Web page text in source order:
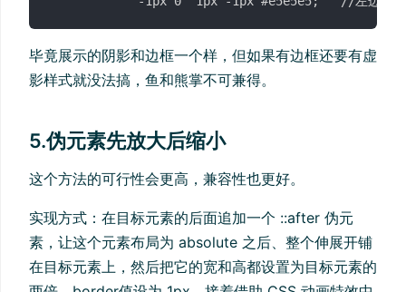
毕竟展示的阴影和边框一个样，但如果有边框还要有虚
影样式就没法搞，鱼和熊掌不可兼得。
5.伪元素先放大后缩小
这个方法的可行性会更高，兼容性也更好。
实现方式：在目标元素的后面追加一个 ::after 伪元
素，让这个元素布局为 absolute 之后、整个伸展开铺
在目标元素上，然后把它的宽和高都设置为目标元素的